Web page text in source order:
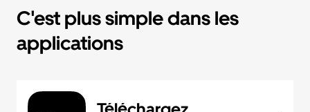
C'est plus simple dans les
applications